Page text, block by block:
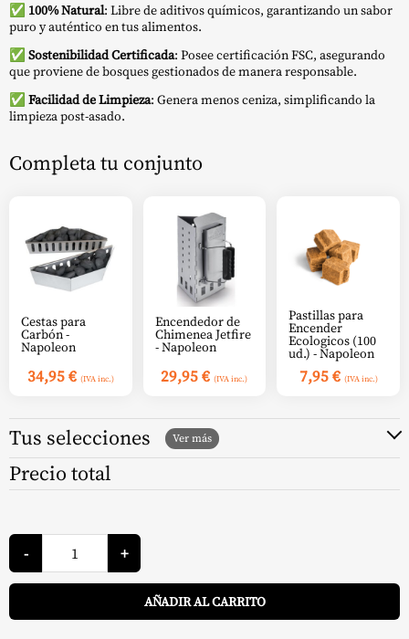
✅ 100% Natural: Libre de aditivos químicos, garantizando un sabor
puro y auténtico en tus alimentos.
✅ Sostenibilidad Certificada: Posee certificación FSC, asegurando
que proviene de bosques gestionados de manera responsable.
✅ Facilidad de Limpieza: Genera menos ceniza, simplificando la
limpieza post-asado.
Completa tu conjunto
Cestas para
Carbón -
Napoleon
34,95€ (IVA inc.)
Encendedor de
Chimenea Jetfire
- Napoleon
29,95€ (IVA inc.)
Pastillas para
Encender
Ecologicos (100
ud.) - Napoleon
7,95€ (IVA inc.)
Tus selecciones
Precio total
-
Carbón
Blackstone
Premium
7kg
-
cantidad
+
AÑADIR AL CARRITO